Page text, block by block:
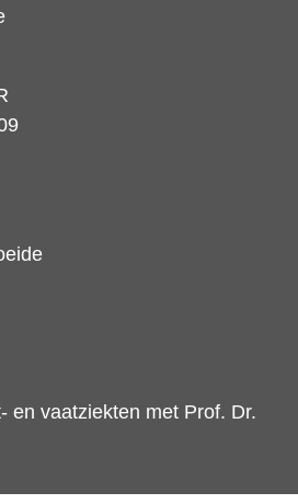
en vaatziekten met Prof. Dr.